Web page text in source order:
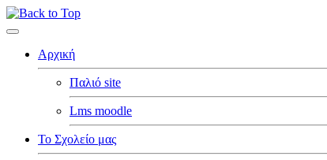
Αρχική
Παλιό site
Lms moodle
Το Σχολείο μας